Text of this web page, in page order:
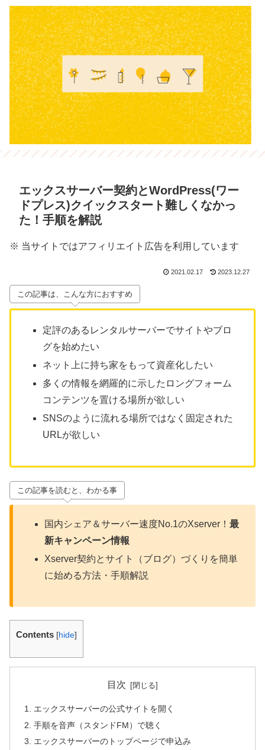
エックスサーバー契約とWordPress(ワー
ドプレス)クイックスタート難しくなかっ
た！手順を解説
※ 当サイトではアフィリエイト広告を利用しています
2021.02.17 2023.12.27
この記事は、こんな方におすすめ
定評のあるレンタルサーバーでサイトやブロ
グを始めたい
ネット上に持ち家をもって資産化したい
多くの情報を網羅的に示したロングフォーム
コンテンツを置ける場所が欲しい
SNSのように流れる場所ではなく固定された
URLが欲しい
この記事を読むと、わかる事
国内シェア＆サーバー速度No.1のXserver！最
新キャンペーン情報
Xserver契約とサイト（ブログ）づくりを簡単
に始める方法・手順解説
Contents [hide]
目次
エックスサーバーの公式サイトを開く
手順を音声（スタンドFM）で聴く
エックスサーバーのトップページで申込み